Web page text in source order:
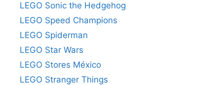
LEGO Sonic the Hedgehog
LEGO Speed Champions
LEGO Spiderman
LEGO Star Wars
LEGO Stores México
LEGO Stranger Things